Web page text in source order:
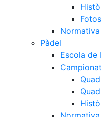
Fotos
Normativa
Pàdel
Escola de